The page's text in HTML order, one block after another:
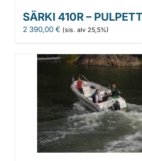
SÄRKI 410R –
2 390,00 € (sis. alv 25,5%)